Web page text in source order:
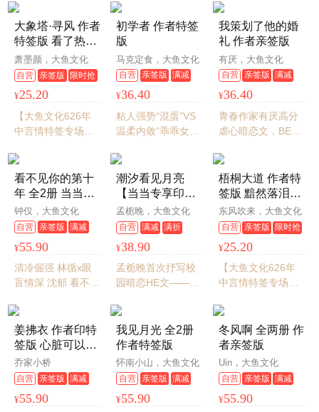
新昭。
女孩，我也能喜
欢。随书赠送：主
题票根×1、幸运签
×2。
大象塔·寻风 作者
特签版 看了热血
澎湃的高中竞赛
史——你是千军
万马过独木桥上
的异样风景 是战
友同伴 亦是心中
人
萧墨颜，大鱼文化
自营 亲签版 限时抢
¥25.20
【大鱼文化626年
中言情特签专场】
志 / 极限拉扯 又名
《两个小镇做题家
的追梦奋斗史》 明
骚不羁理科天才×生
来优秀清醒学霸
初学者 作者特签
版
马克定食，大鱼文化
自营 亲签版 满减
满折
¥36.40
粘人强势“混蛋”VS
温柔内敛“乖乖女”
你。”
我策划了他的婚
礼 作者亲签版
有厌，大鱼文化
自营 亲签版 满减
满折
¥36.40
青春作家有厌高分
虐心暗恋文，BE美
增五万字未公开内
容，赠婚礼邀请函
+作者手书+藏书
票！
看不见你的第十
年 全2册 当当专
享印特签
钟仅，大鱼文化
自营 亲签版 满减
满折
¥55.90
清冷倔强 林循x眼
盲情深 沈郁 看不见
有了你。随书附赠
精美赠品——人生
四宫格×1、婚礼邀
请函×1、圆形CD书
签×1。
潮汐看见月亮
【当当专享印特
签+专享赠品版】
专享赠品：人物
语录卡*10、光栅
卡*1、告白书
*1、纪念册*1、
透卡*4。
孟栀晚，大鱼文化
自营 满减 满折
¥38.90
孟栀晚首次抒写校
园暗恋HE文——她
少年写了一次月
亮，让潮汐与月亮
共生。
梧桐大道 作者特
签版 黯然落泪又
暖心的校园暗恋
文——蝉鸣声噪
的夏天 梧桐叶下
是她十八岁时 弄
丢了的少年
东风吹来，大鱼文化
自营 亲签版 限时抢
¥25.20
【大鱼文化626年
中言情特签专场】
女与清寒隐忍的学
霸之间的拉扯，纠
葛，挣扎。明明互
相喜欢，却碍于骄
傲或者偏见等原
因，别扭地靠近。
姜拂衣 作者印特
签版 心脏可以再
生的石心人女主
VS美强惨钱袋子
转不断 环环相扣
乔家小桥
自营 亲签版 满减
满折
¥55.90
我见月光 全2册
作者特签版
怀南小山，大鱼文化
自营 亲签版 满减
满折
¥55.90
冬风啊 全两册 作
者亲签版
Uin，大鱼文化
自营 亲签版 满减
满折
¥55.90